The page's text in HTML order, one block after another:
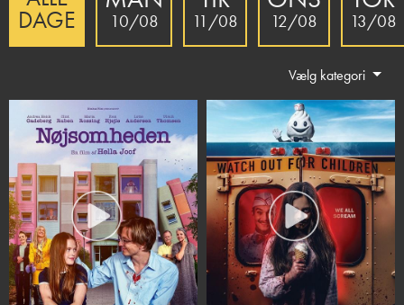
DAGE 10/08 11/08 12/08 13/08
Vælg kategori